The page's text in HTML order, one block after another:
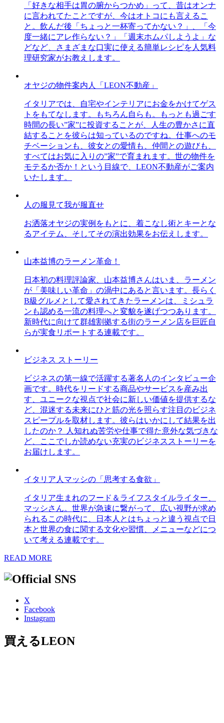
「好きな相手は胃の腑からつかめ」って、昔はオンナ
に言われてたことですが、今はオトコにも言えるこ
と。飲んだ後「ちょっと一杯寄ってかない？」、「今
度一緒にアレ作らない？」「週末ホムパしようよ」な
どなど、さまざまな口実に使える簡単レシピを人気料
理研究家がお教えします。
オヤジの物件案内人「LEON不動産」
イタリアでは、自宅やインテリアにお金をかけてゲス
トをもてなします。もちろん自らも。もっとも過ごす
時間の長い”家”に投資することが、人生の豊かさに直
結することを彼らは知っているのですね。仕事へのモ
チベーションも、彼女との愛情も、仲間との遊びも、
すべてはお気に入りの”家”で育まれます。世の物件を
モテるか否か！という目線で、LEON不動産がご案内
いたします。
人の服見て我が服直せ
お洒落オヤジの実例をもとに、着こなし術とキーとな
るアイテム、そしてその演出効果をお伝えします。
山本益博のラーメン革命！
日本初の料理評論家、山本益博さんはいま、ラーメン
が「美味しい革命」の渦中にあると言います。長らく
B級グルメとして愛されてきたラーメンは、ミシュラ
ンも認める一流の料理へと変貌を遂げつつあります。
新時代に向けて群雄割拠する街のラーメン店を巨匠自
らが実食リポートする連載です。
ビジネス ストーリー
ビジネスの第一線で活躍する著名人のインタビュー企
画です。時代をリードする商品やサービスを産み出
す、ユニークな視点で社会に新しい価値を提供するな
ど、混迷する未来にひと筋の光を照らす注目のビジネ
スピープルを取材します。彼らはいかにして結果を出
したのか？ 人知れぬ苦労や仕事で得た意外な気づきな
ど、ここでしか読めない充実のビジネスストーリーを
お届けします。
イタリア人マッシの「思考する食欲」
イタリア生まれのフード＆ライフスタイルライター、
マッシさん。世界が急速に繋がって、広い視野が求め
られるこの時代に、日本人とはちょっと違う視点で日
本と世界の食に関する文化や習慣、メニューなどにつ
いて考える連載です。
READ MORE
X
Facebook
Instagram
買えるLEON